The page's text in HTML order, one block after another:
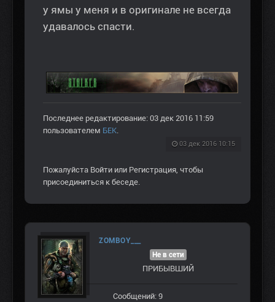
у ямы у меня и в оригинале не всегда
удавалось спасти.
Последнее редактирование: 03 дек 2016 11:59
пользователем БЕК.
03 дек 2016 10:15
Пожалуйста Войти или Регистрация, чтобы
присоединиться к беседе.
ZOMBOY___
Не в сети
ПРИБЫВШИЙ
Сообщений: 9